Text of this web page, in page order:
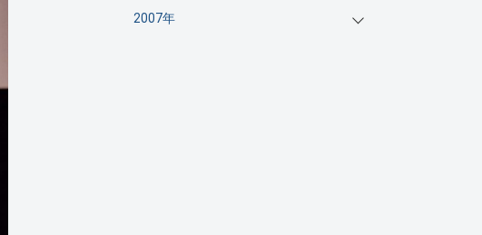
2007年